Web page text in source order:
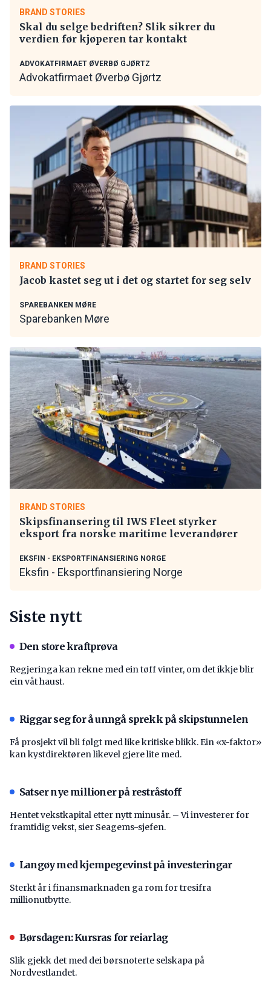
BRAND STORIES
Skal du selge bedriften? Slik sikrer du
verdien før kjøperen tar kontakt
ADVOKATFIRMAET ØVERBØ GJØRTZ
Advokatfirmaet Øverbø Gjørtz
BRAND STORIES
Jacob kastet seg ut i det og startet for seg selv
SPAREBANKEN MØRE
Sparebanken Møre
BRAND STORIES
Skipsfinansering til IWS Fleet styrker
eksport fra norske maritime leverandører
EKSFIN - EKSPORTFINANSIERING NORGE
Eksfin - Eksportfinansiering Norge
Siste nytt
Den store kraftprøva
Regjeringa kan rekne med ein tøff vinter, om det ikkje blir
ein våt haust.
Riggar seg for å unngå sprekk på skipstunnelen
Få prosjekt vil bli følgt med like kritiske blikk. Ein «x-faktor»
kan kystdirektøren likevel gjere lite med.
Satser nye millioner på restråstoff
Hentet vekstkapital etter nytt minusår. – Vi investerer for
framtidig vekst, sier Seagems-sjefen.
Langøy med kjempegevinst på investeringar
Sterkt år i finansmarknaden ga rom for tresifra
millionutbytte.
Børsdagen: Kursras for reiarlag
Slik gjekk det med dei børsnoterte selskapa på
Nordvestlandet.